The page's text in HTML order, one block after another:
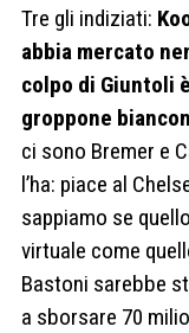
Tre gli indiziati:
abbia mercato
colpo di Giuntoli
groppone
ci sono Bremer e
l’ha: piace al
sappiamo se
virtuale come
Bastoni sarebbe
a sborsare 70